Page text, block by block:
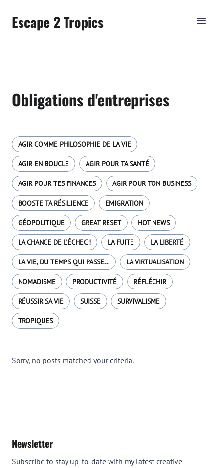
Escape 2 Tropics
Obligations d'entreprises
AGIR COMME PHILOSOPHIE DE LA VIE
AGIR EN BOUCLE AGIR POUR TA SANTÉ
AGIR POUR TES FINANCES AGIR POUR TON BUSINESS
BOOSTE TA RÉSILIENCE EMIGRATION
GÉOPOLITIQUE GREAT RESET HOT NEWS
LA CHANCE DE L'ÉCHEC ! LA FUITE LA LIBERTÉ
LA VIE, DU TEMPS QUI PASSE... LA VIRTUALISATION
NOMADISME PRODUCTIVITÉ RÉFLÉCHIR
RÉUSSIR SA VIE SUISSE SURVIVALISME
TROPIQUES
Sorry, no posts matched your criteria.
Newsletter
Subscribe to stay up-to-date with my latest creative